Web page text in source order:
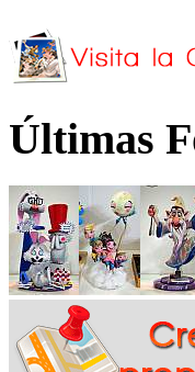
Últimas